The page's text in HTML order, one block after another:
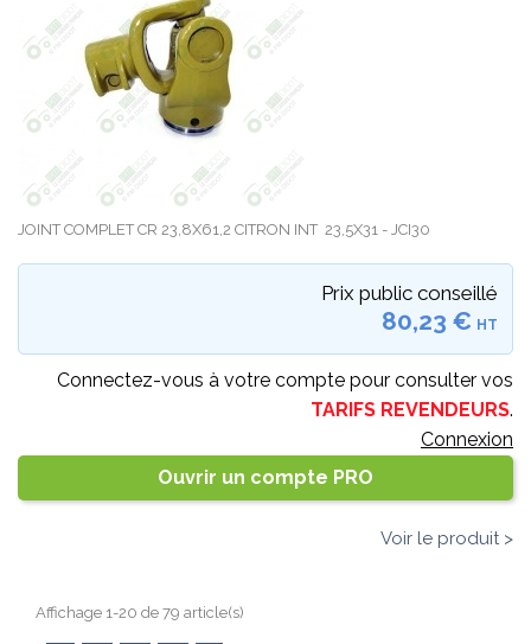
JOINT COMPLET CR 23,8X61,2 CITRON INT 23,5X31 - JCI30
Prix public conseillé
80,23 € HT
Connectez-vous à votre compte pour consulter vos
TARIFS REVENDEURS.
Connexion
Ouvrir un compte PRO
Voir le produit >
Affichage 1-20 de 79 article(s)